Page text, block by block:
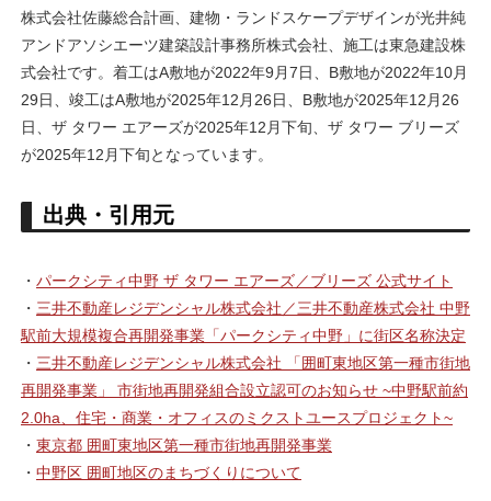
株式会社佐藤総合計画、建物・ランドスケープデザインが光井純
アンドアソシエーツ建築設計事務所株式会社、施工は東急建設株
式会社です。着工はA敷地が2022年9月7日、B敷地が2022年10月
29日、竣工はA敷地が2025年12月26日、B敷地が2025年12月26
日、ザ タワー エアーズが2025年12月下旬、ザ タワー ブリーズ
が2025年12月下旬となっています。
出典・引用元
・ パークシティ中野 ザ タワー エアーズ／ブリーズ 公式サイト
・ 三井不動産レジデンシャル株式会社／三井不動産株式会社 中野
駅前大規模複合再開発事業「パークシティ中野」に街区名称決定
・ 三井不動産レジデンシャル株式会社 「囲町東地区第一種市街地
再開発事業」 市街地再開発組合設立認可のお知らせ ~中野駅前約
2.0ha、住宅・商業・オフィスのミクストユースプロジェクト~
・ 東京都 囲町東地区第一種市街地再開発事業
・ 中野区 囲町地区のまちづくりについて